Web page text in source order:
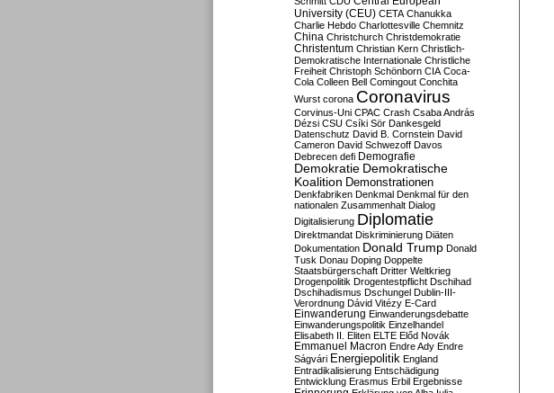
University (CEU) CETA Chanukka
Charlie Hebdo Charlottesville Chemnitz
China Christchurch Christdemokratie
Christentum Christian Kern Christlich-
Demokratische Internationale Christliche
Freiheit Christoph Schönborn CIA Coca-
Cola Colleen Bell Comingout Conchita
Wurst corona Coronavirus
Corvinus-Uni CPAC Crash Csaba András
Dézsi CSU Csíki Sör Dankesgeld
Datenschutz David B. Cornstein David
Cameron David Schwezoff Davos
Debrecen defi Demografie
Demokratie Demokratische
Koalition Demonstrationen
Denkfabriken Denkmal Denkmal für den
nationalen Zusammenhalt Dialog
Digitalisierung Diplomatie
Direktmandat Diskriminierung Diäten
Dokumentation Donald Trump Donald
Tusk Donau Doping Doppelte
Staatsbürgerschaft Dritter Weltkrieg
Drogenpolitik Drogentestpflicht Dschihad
Dschihadismus Dschungel Dublin-III-
Verordnung Dávid Vitézy E-Card
Einwanderung Einwanderungsdebatte
Einwanderungspolitik Einzelhandel
Elisabeth II. Eliten ELTE Előd Novák
Emmanuel Macron Endre Ady Endre
Ságvári Energiepolitik England
Entradikalisierung Entschädigung
Entwicklung Erasmus Erbil Ergebnisse